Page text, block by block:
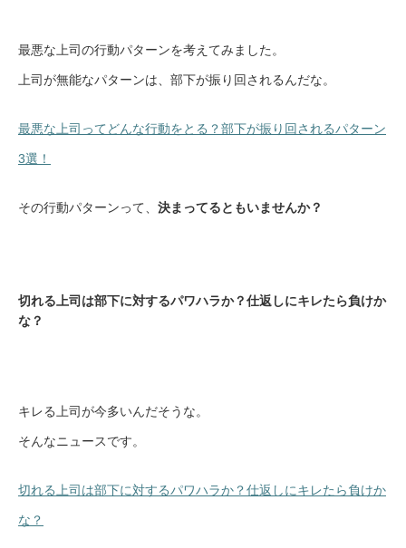
最悪な上司の行動パターンを考えてみました。
上司が無能なパターンは、部下が振り回されるんだな。
最悪な上司ってどんな行動をとる？部下が振り回されるパターン
3選！
その行動パターンって、 決まってるともいませんか？
切れる上司は部下に対するパワハラか？仕返しにキレたら負けか
な？
キレる上司が今多いんだそうな。
そんなニュースです。
切れる上司は部下に対するパワハラか？仕返しにキレたら負けか
な？